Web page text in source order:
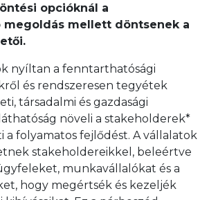
opcióknál a
mellett döntsenek a
nyíltan a fenntarthatósági
és rendszeresen tegyétek
társadalmi és gazdasági
növeli a stakeholderek*
a folyamatos fejlődést. A vállalatok
stakeholdereikkel, beleértve
munkavállalókat és a
hogy megértsék és kezeljék